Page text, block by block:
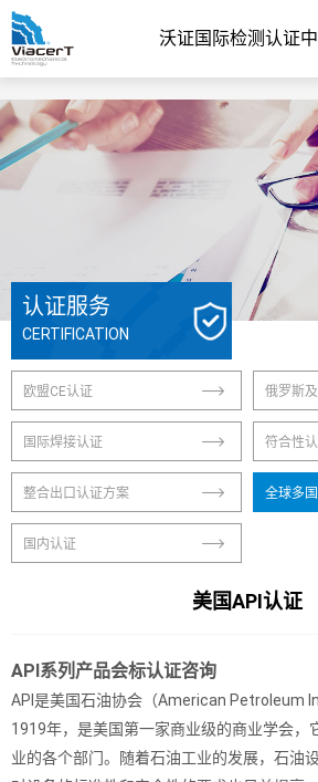
沃证国际检测认证
认证服务
CERTIFICATION
欧盟CE认证 俄罗斯
国际焊接认证 符合性
整合出口认证方案 全球多
国内认证
美国API认证
API系列产品会标认证咨询
API是美国石油协会（American Petroleum
1919年，是美国第一家商业级的商业学会，
业的各个部门。随着石油工业的发展，石油